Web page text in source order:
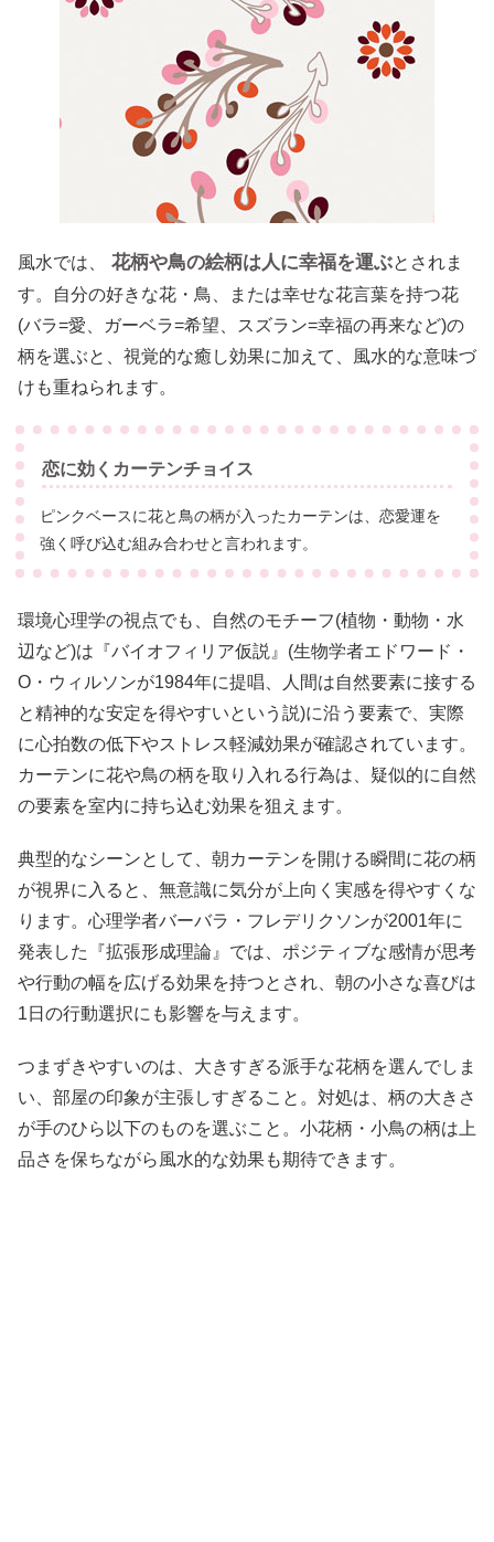
風水では、 花柄や鳥の絵柄は人に幸福を運ぶとされま
す。自分の好きな花・鳥、または幸せな花言葉を持つ花
(バラ=愛、ガーベラ=希望、スズラン=幸福の再来など)の
柄を選ぶと、視覚的な癒し効果に加えて、風水的な意味づ
けも重ねられます。
恋に効くカーテンチョイス
ピンクベースに花と鳥の柄が入ったカーテンは、恋愛運を
強く呼び込む組み合わせと言われます。
環境心理学の視点でも、自然のモチーフ(植物・動物・水
辺など)は『バイオフィリア仮説』(生物学者エドワード・
O・ウィルソンが1984年に提唱、人間は自然要素に接する
と精神的な安定を得やすいという説)に沿う要素で、実際
に心拍数の低下やストレス軽減効果が確認されています。
カーテンに花や鳥の柄を取り入れる行為は、疑似的に自然
の要素を室内に持ち込む効果を狙えます。
典型的なシーンとして、朝カーテンを開ける瞬間に花の柄
が視界に入ると、無意識に気分が上向く実感を得やすくな
ります。心理学者バーバラ・フレデリクソンが2001年に
発表した『拡張形成理論』では、ポジティブな感情が思考
や行動の幅を広げる効果を持つとされ、朝の小さな喜びは
1日の行動選択にも影響を与えます。
つまずきやすいのは、大きすぎる派手な花柄を選んでしま
い、部屋の印象が主張しすぎること。対処は、柄の大きさ
が手のひら以下のものを選ぶこと。小花柄・小鳥の柄は上
品さを保ちながら風水的な効果も期待できます。